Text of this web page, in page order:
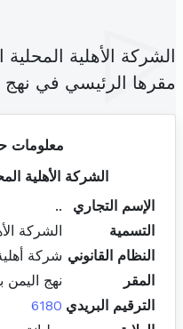
الشركة الأهلية
مقرها الرئيسي في نهج
معلومات
الشركة الأهلية
الإسم التجاري
..
التسمية
الشركة
النظام القانوني شركة
المقر
نهج اليمن
الترقيم البريدي 6180